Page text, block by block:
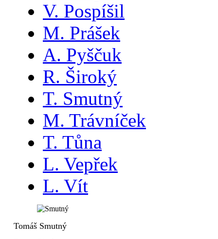
V. Pospíšil
M. Prášek
A. Pyščuk
R. Široký
T. Smutný
M. Trávníček
T. Tůna
L. Vepřek
L. Vít
Tomáš Smutný